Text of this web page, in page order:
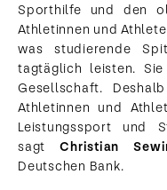
Sporthilfe und den
Athletinnen und
was studierende
tagtäglich leisten.
Gesellschaft.
Athletinnen und
Leistungssport und
sagtChristian
Deutschen Bank.